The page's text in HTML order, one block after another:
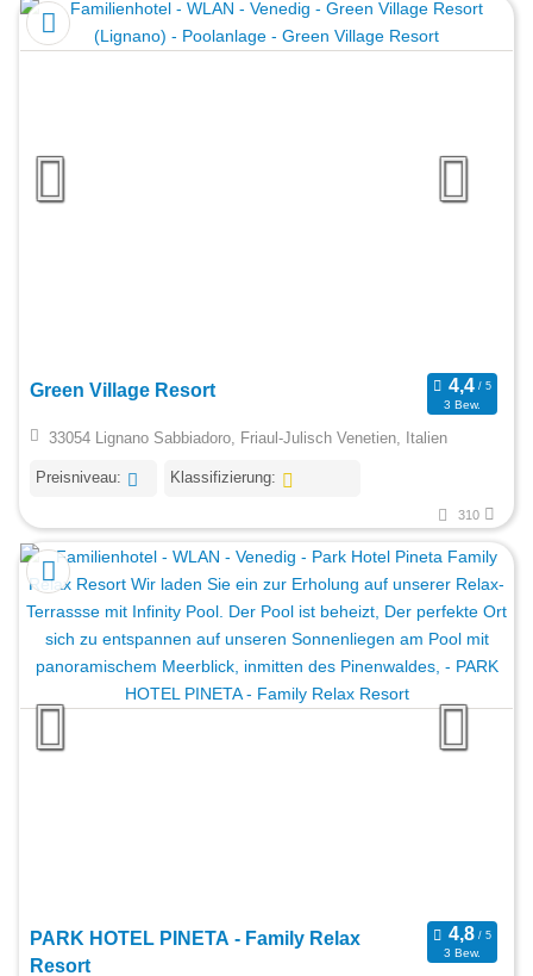
Green Village Resort
3 Bew.
33054 Lignano Sabbiadoro, Friaul-Julisch Venetien, Italien
Preisniveau: Klassifizierung:
310
PARK HOTEL PINETA - Family Relax
Resort
3 Bew.